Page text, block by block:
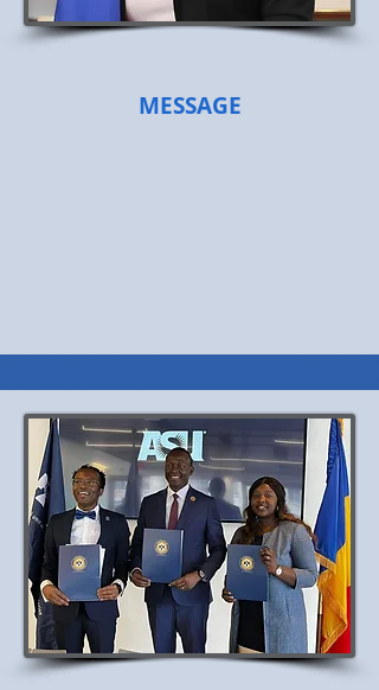
MESSAGE